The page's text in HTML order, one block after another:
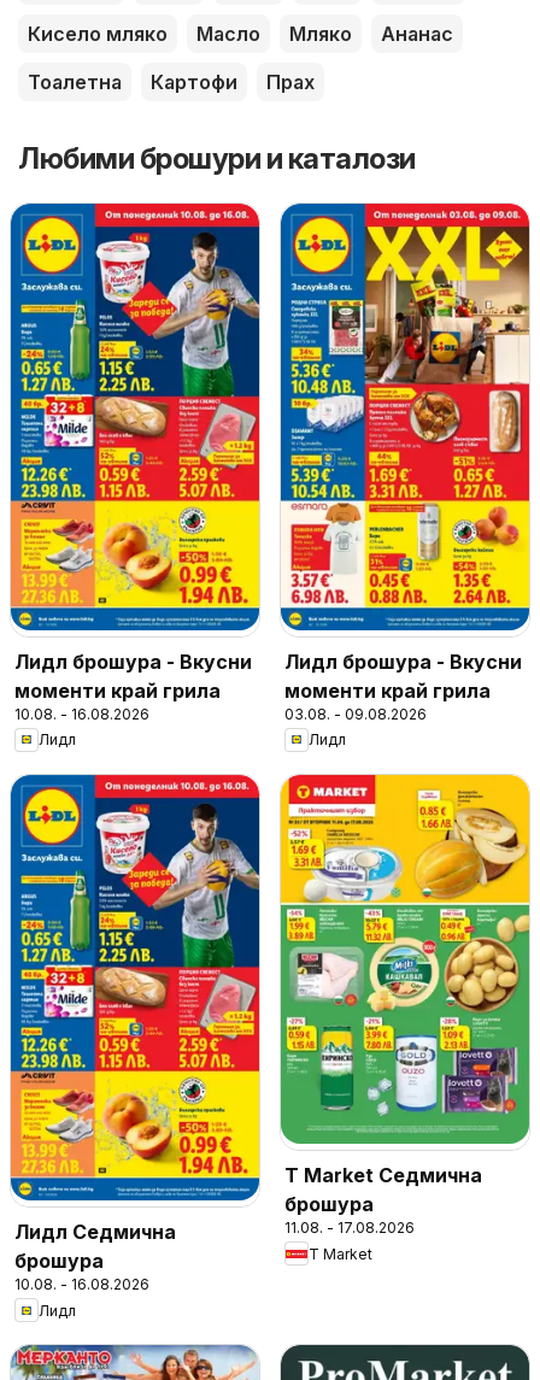
Кисело мляко
Масло Мляко
Ананас
Тоалетна
Картофи Прах
Любими брошури и каталози
Лидл брошура - Вкусни
моменти край грила
10.08. - 16.08.2026
Лидл
Лидл брошура - Вкусни
моменти край грила
03.08. - 09.08.2026
Лидл
Лидл Седмична
брошура
10.08. - 16.08.2026
Лидл
T Market Седмична
брошура
11.08. - 17.08.2026
T Market